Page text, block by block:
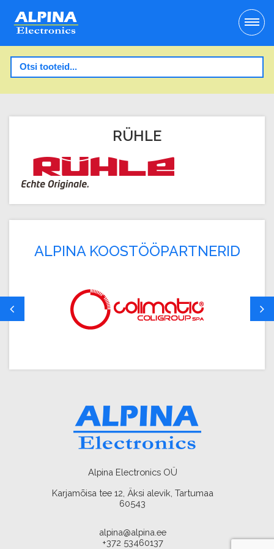
RÜHLE
ALPINA KOOSTÖÖPARTNERID
Alpina Electronics OÜ
Karjamõisa tee 12, Äksi alevik, Tartumaa
60543
alpina@alpina.ee
+372 53460137